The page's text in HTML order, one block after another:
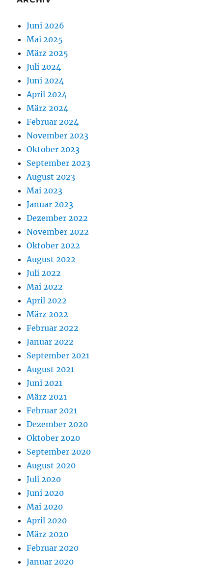
Juni 2026
Mai 2025
März 2025
Juli 2024
Juni 2024
April 2024
März 2024
Februar 2024
November 2023
Oktober 2023
September 2023
August 2023
Mai 2023
Januar 2023
Dezember 2022
November 2022
Oktober 2022
August 2022
Juli 2022
Mai 2022
April 2022
März 2022
Februar 2022
Januar 2022
September 2021
August 2021
Juni 2021
März 2021
Februar 2021
Dezember 2020
Oktober 2020
September 2020
August 2020
Juli 2020
Juni 2020
Mai 2020
April 2020
März 2020
Februar 2020
Januar 2020